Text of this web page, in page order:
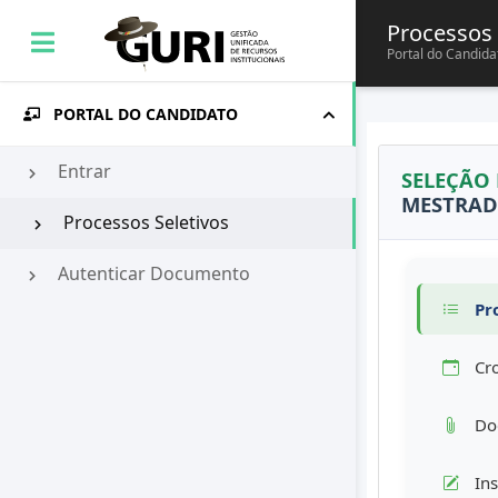
PORTAL DO CANDIDATO
Entrar
Processos Seletivos
Autenticar Documento
Portal do